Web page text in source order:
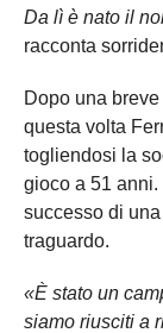
Da lì è nato il
racconta
Dopo una
questa volta
togliendosi la
gioco a 51 anni.
successo di
traguardo.
«È stato un
siamo riusciti a